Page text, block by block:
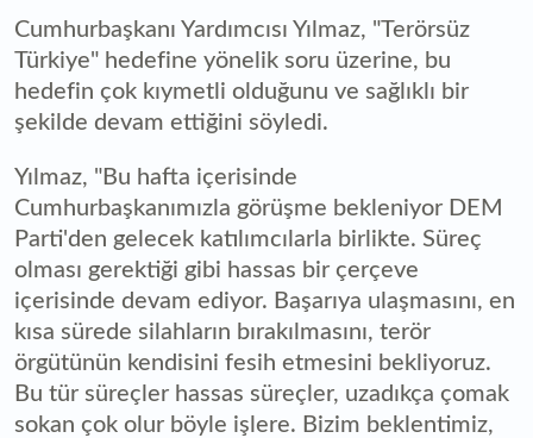
Cumhurbaşkanı Yardımcısı Yılmaz, "Terörsüz
Türkiye" hedefine yönelik soru üzerine, bu
hedefin çok kıymetli olduğunu ve sağlıklı bir
şekilde devam ettiğini söyledi.
Yılmaz, "Bu hafta içerisinde
Cumhurbaşkanımızla görüşme bekleniyor DEM
Parti'den gelecek katılımcılarla birlikte. Süreç
olması gerektiği gibi hassas bir çerçeve
içerisinde devam ediyor. Başarıya ulaşmasını, en
kısa sürede silahların bırakılmasını, terör
örgütünün kendisini fesih etmesini bekliyoruz.
Bu tür süreçler hassas süreçler, uzadıkça çomak
sokan çok olur böyle işlere. Bizim beklentimiz,